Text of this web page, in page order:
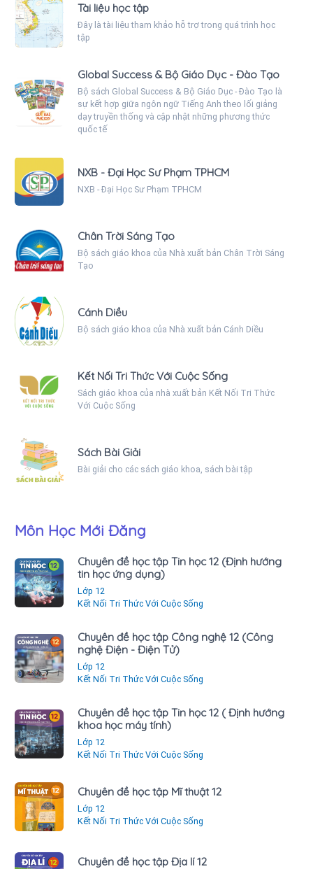
Tài liệu học tập
Đây là tài liệu tham khảo hỗ trợ trong quá trình học
tập
Global Success & Bộ Giáo Dục - Đào Tạo
Bộ sách Global Success & Bộ Giáo Dục - Đào Tạo là
sự kết hợp giữa ngôn ngữ Tiếng Anh theo lối giảng
dạy truyền thống và cập nhật những phương thức
quốc tế
NXB - Đại Học Sư Phạm TPHCM
NXB - Đại Học Sư Phạm TPHCM
Chân Trời Sáng Tạo
Bộ sách giáo khoa của Nhà xuất bản Chân Trời Sáng
Tạo
Cánh Diều
Bộ sách giáo khoa của Nhà xuất bản Cánh Diều
Kết Nối Tri Thức Với Cuộc Sống
Sách giáo khoa của nhà xuất bản Kết Nối Tri Thức
Với Cuộc Sống
Sách Bài Giải
Bài giải cho các sách giáo khoa, sách bài tập
Môn Học Mới Đăng
Chuyên đề học tập Tin học 12 (Định hướng
tin học ứng dụng)
Lớp 12
Kết Nối Tri Thức Với Cuộc Sống
Chuyên đề học tập Công nghệ 12 (Công
nghệ Điện - Điện Tử)
Lớp 12
Kết Nối Tri Thức Với Cuộc Sống
Chuyên đề học tập Tin học 12 ( Định hướng
khoa học máy tính)
Lớp 12
Kết Nối Tri Thức Với Cuộc Sống
Chuyên đề học tập Mĩ thuật 12
Lớp 12
Kết Nối Tri Thức Với Cuộc Sống
Chuyên đề học tập Địa lí 12